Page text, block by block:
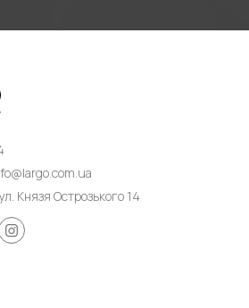
Князя Острозького 14